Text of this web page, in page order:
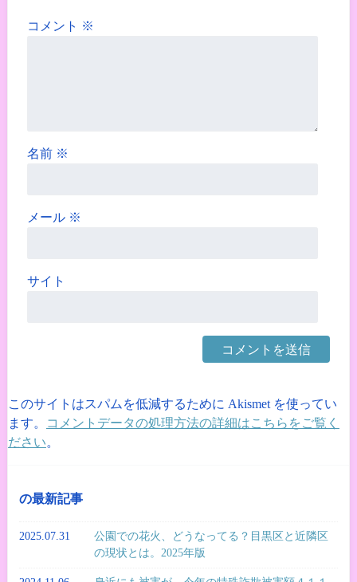
コメント ※
名前 ※
メール ※
サイト
このサイトはスパムを低減するために Akismet を使ってい
ます。
コメントデータの処理方法の詳細はこちらをご覧く
ださい。
の最新記事
2025.07.31
公園での花火、どうなってる？目黒区と近隣区
の現状とは。2025年版